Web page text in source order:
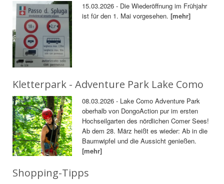
15.03.2026 - Die Wiederöffnung im Frühjahr
ist für den 1. Mai vorgesehen.[mehr]
Kletterpark - Adventure Park Lake Como
08.03.2026 - Lake Como Adventure Park
oberhalb von DongoAction pur im ersten
Hochseilgarten des nördlichen Comer Sees!
Ab dem 28. März heißt es wieder: Ab in die
Baumwipfel und die Aussicht genießen.
[mehr]
Shopping-Tipps